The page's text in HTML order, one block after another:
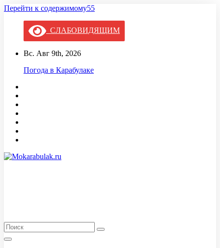
Перейти к содержимому55
СЛАБОВИДЯЩИМ
Вс. Авг 9th, 2026
Погода в Карабулаке